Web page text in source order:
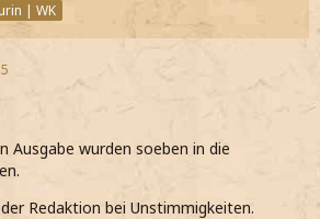
| WK
Ausgabe wurden soeben in die
Redaktion bei Unstimmigkeiten.